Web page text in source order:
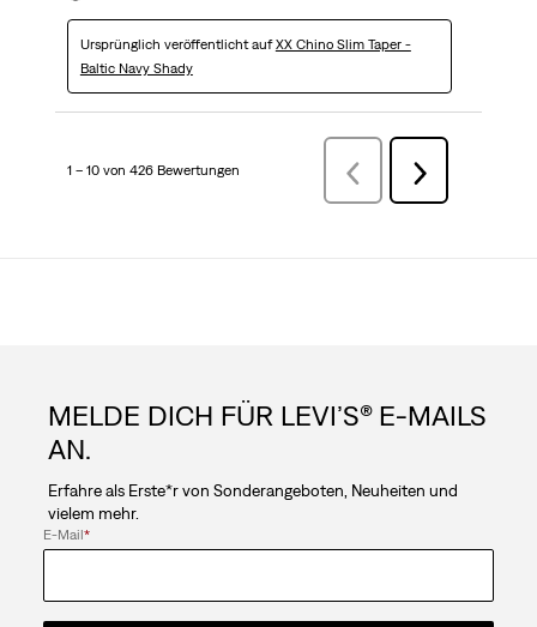
Ursprünglich veröffentlicht aufXX Chino Slim Taper -
Baltic Navy Shady
1 – 10 von 426 Bewertungen ZurückBewertungen
Weiter
Bewertungen
MELDE DICH FÜR LEVI’S® E-MAILS
AN.
Erfahre als Erste*r von Sonderangeboten, Neuheiten und
vielem mehr.
E-Mail*